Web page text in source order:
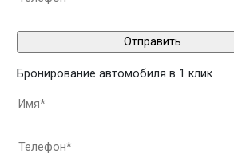
Бронирование автомобиля в 1 клик